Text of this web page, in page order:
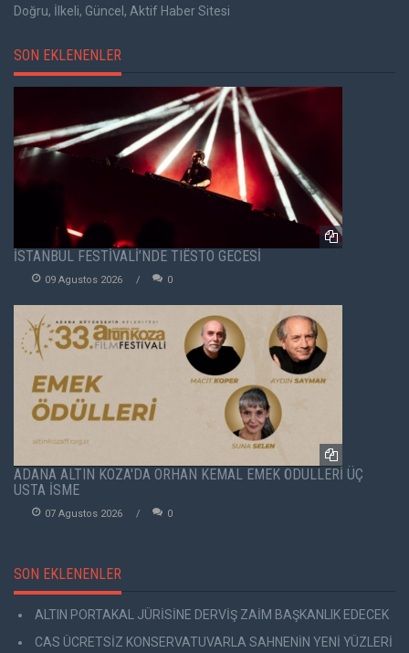
Doğru, İlkeli, Güncel, Aktif Haber Sitesi
SON EKLENENLER
İSTANBUL FESTİVALİ’NDE TIËSTO GECESİ
09 Agustos 2026 0
ADANA ALTIN KOZA'DA ORHAN KEMAL EMEK ÖDÜLLERİ ÜÇ
USTA İSME
07 Agustos 2026 0
SON EKLENENLER
ALTIN PORTAKAL JÜRİSİNE DERVİŞ ZAİM BAŞKANLIK EDECEK
CAS ÜCRETSİZ KONSERVATUVARLA SAHNENİN YENİ YÜZLERİ